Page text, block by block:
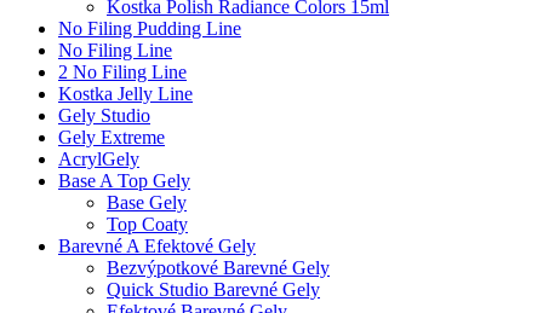
Kostka Polish Radiance Colors 15ml
No Filing Pudding Line
No Filing Line
2 No Filing Line
Kostka Jelly Line
Gely Studio
Gely Extreme
AcrylGely
Base A Top Gely
Base Gely
Top Coaty
Barevné A Efektové Gely
Bezvýpotkové Barevné Gely
Quick Studio Barevné Gely